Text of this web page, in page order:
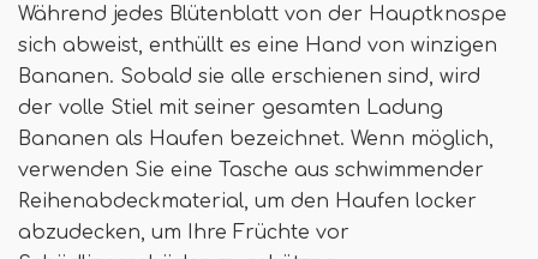
Während jedes Blütenblatt von der Hauptknospe
sich abweist, enthüllt es eine Hand von winzigen
Bananen. Sobald sie alle erschienen sind, wird
der volle Stiel mit seiner gesamten Ladung
Bananen als Haufen bezeichnet. Wenn möglich,
verwenden Sie eine Tasche aus schwimmender
Reihenabdeckmaterial, um den Haufen locker
abzudecken, um Ihre Früchte vor